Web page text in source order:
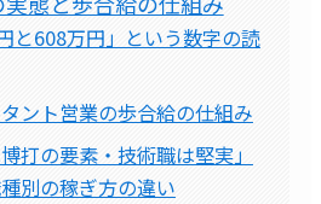
と608万円」という数字の読
ント営業の歩合給の仕組み
博打の要素・技術職は堅実」
別の稼ぎ方の違い